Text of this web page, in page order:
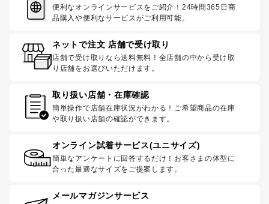
便利なオンラインサービスをご紹介！24時間365日商
品購入や便利なサービスがご利用可能。
ネットで注文 店舗で受け取り
店舗で受け取りなら送料無料！全店舗の中から受け取
り店舗をお選びいただけます。
取り扱い店舗・在庫確認
簡単操作で店舗在庫状況がわかる！ご希望商品の在庫
や取り扱い店舗の確認ができます。
オンライン試着サービス(ユニサイズ)
簡単なアンケートに回答するだけ！お客さまの体型に
合った最適なサイズをご提案します。
メールマガジンサービス